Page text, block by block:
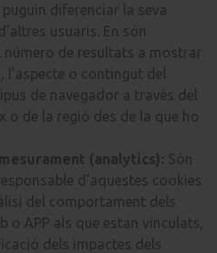
diferenciar la seva
usuaris. En són
número de resultats a mostrar
l’aspecte o contingut del
de navegador a través del
o de la regió des de la que ho
(analytics): Són
d’aquestes cookies
del comportament dels
o APP als que estan vinculats,
dels impactes dels